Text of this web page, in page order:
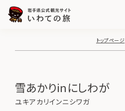
トップページ
雪あかりinにしわが
ユキアカリインニシワガ